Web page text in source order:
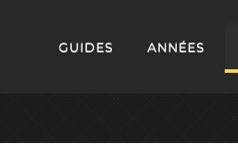
GUIDES ANNÉES